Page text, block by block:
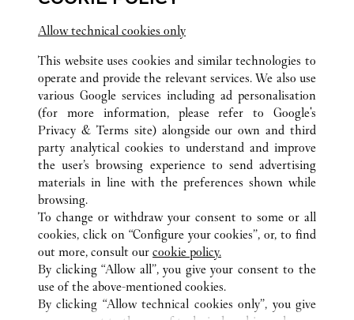
될 수 있으므로 방문 전 문의 요망.
ALL CARTIER LOCATIONS ZUID-KOREA
서울
서울특별시 중구 퇴계로 77
KLANTENSERVICE
CONTACT
VEELGESTELDE VRAGEN
ONS BEDRIJF
CARRIÈRES
Allow technical cookies only
This website uses cookies and similar technologies to
operate and provide the relevant services. We also use
various Google services including ad personalisation
(for more information, please refer to Google's
Privacy & Terms site) alongside our own and third
party analytical cookies to understand and improve
the user’s browsing experience to send advertising
materials in line with the preferences shown while
browsing.
To change or withdraw your consent to some or all
cookies, click on “Configure your cookies”, or, to find
out more, consult our cookie policy.
By clicking “Allow all”, you give your consent to the
use of the above-mentioned cookies.
By clicking “Allow technical cookies only”, you give